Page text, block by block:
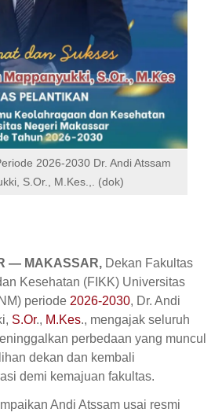
2026-2030 Dr. Andi Atssam
S.Or., M.Kes.,. (dok)
— MAKASSAR, Dekan Fakultas
Kesehatan (FIKK) Universitas
periode 2026-2030, Dr. Andi
S.Or., M.Kes., mengajak seluruh
perbedaan yang muncul
dekan dan kembali
demi kemajuan fakultas.
Andi Atssam usai resmi